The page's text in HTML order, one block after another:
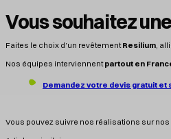
Vous souhaitez
Faites le choix d’un revêtementResilium ,
Nos équipes interviennentpartout en
Demandez votre devis gratuit et
Vous pouvez suivre nos réalisations sur